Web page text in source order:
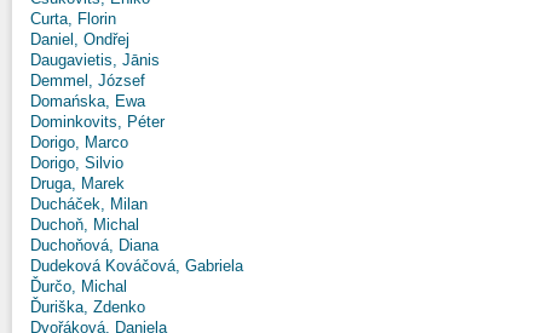
Curta, Florin
Daniel, Ondřej
Daugavietis, Jānis
Demmel, József
Domańska, Ewa
Dominkovits, Péter
Dorigo, Marco
Dorigo, Silvio
Druga, Marek
Ducháček, Milan
Duchoň, Michal
Duchoňová, Diana
Dudeková Kováčová, Gabriela
Ďurčo, Michal
Ďuriška, Zdenko
Dvořáková, Daniela